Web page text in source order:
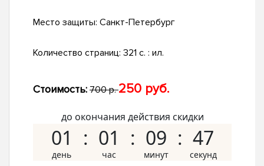
Место защиты: Санкт-Петербург
Количество страниц: 321 с. : ил.
Стоимость: 700 р.250 руб.
до окончания действия скидки
01 01 09 47